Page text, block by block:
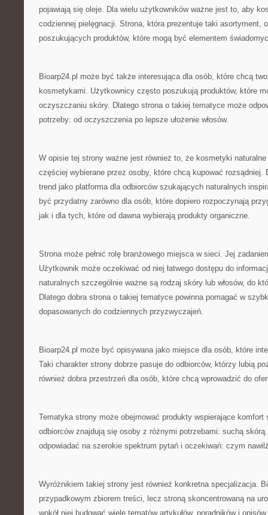
pojawiają się oleje. Dla wielu użytkowników ważne jest to, aby
codziennej pielęgnacji. Strona, która prezentuje taki asortyment,
poszukujących produktów, które mogą być elementem
Bioarp24.pl może być także interesująca dla osób, które chcą
kosmetykami. Użytkownicy często poszukują produktów, które
oczyszczaniu skóry. Dlatego strona o takiej tematyce może
potrzeby: od oczyszczenia po lepsze ułożenie włosów.
W opisie tej strony ważne jest również to, że kosmetyki
częściej wybierane przez osoby, które chcą kupować rozsądniej.
trend jako platforma dla odbiorców szukających naturalnych
być przydatny zarówno dla osób, które dopiero rozpoczynają
jak i dla tych, które od dawna wybierają produkty organiczne.
Strona może pełnić rolę branżowego miejsca w sieci. Jej
Użytkownik może oczekiwać od niej łatwego dostępu do
naturalnych szczególnie ważne są rodzaj skóry lub włosów, do
Dlatego dobra strona o takiej tematyce powinna pomagać w
dopasowanych do codziennych przyzwyczajeń.
Bioarp24.pl może być opisywana jako miejsce dla osób, które
Taki charakter strony dobrze pasuje do odbiorców, którzy lubią
również dobra przestrzeń dla osób, które chcą wprowadzić do
Tematyka strony może obejmować produkty wspierające komfort
odbiorców znajdują się osoby z różnymi potrzebami: suchą
odpowiadać na szerokie spektrum pytań i oczekiwań: czym
Wyróżnikiem takiej strony jest również konkretna specjalizacja.
przypadkowym zbiorem treści, lecz stroną skoncentrowaną na
wokół niej budować wiele tematów artykułów, poradników i